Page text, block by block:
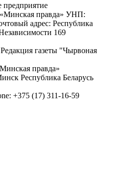
предприятие
правда» УНП:
адрес: Республика
169
газеты "Чырвоная
правда»
Республика Беларусь
+375 (17) 311-16-59